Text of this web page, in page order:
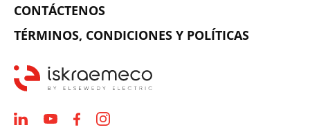
CONTÁCTENOS
TÉRMINOS, CONDICIONES Y POLÍTICAS